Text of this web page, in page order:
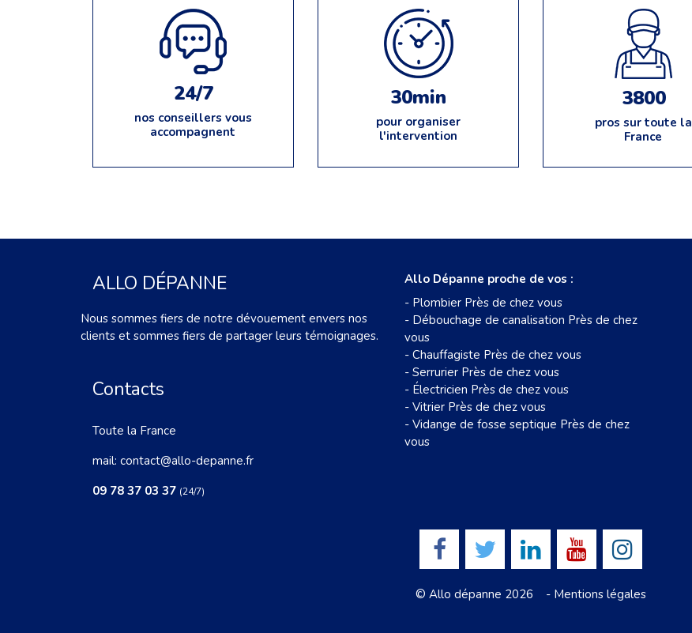
24/7
nos conseillers vous
accompagnent
30min
pour organiser
l'intervention
3800
pros sur toute la
France
ALLO DÉPANNE
Nous sommes fiers de notre dévouement envers nos
clients et sommes fiers de partager leurs témoignages.
Contacts
Toute la France
mail: contact@allo-depanne.fr
09 78 37 03 37 (24/7)
Allo Dépanne proche de vos :
- Plombier Près de chez vous
- Débouchage de canalisation Près de chez
vous
- Chauffagiste Près de chez vous
- Serrurier Près de chez vous
- Électricien Près de chez vous
- Vitrier Près de chez vous
- Vidange de fosse septique Près de chez
vous
© Allo dépanne 2026 - Mentions légales